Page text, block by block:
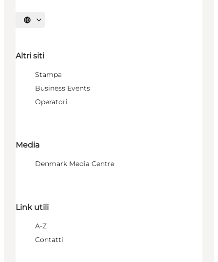
Seleziona la lingua
Altri siti
Stampa
Business Events
Operatori
Media
Denmark Media Centre
Link utili
A-Z
Contatti